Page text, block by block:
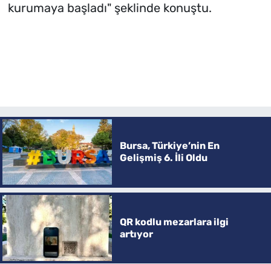
kurumaya başladı" şeklinde konuştu.
Bursa, Türkiye’nin En
Gelişmiş 6. İli Oldu
QR kodlu mezarlara ilgi
artıyor